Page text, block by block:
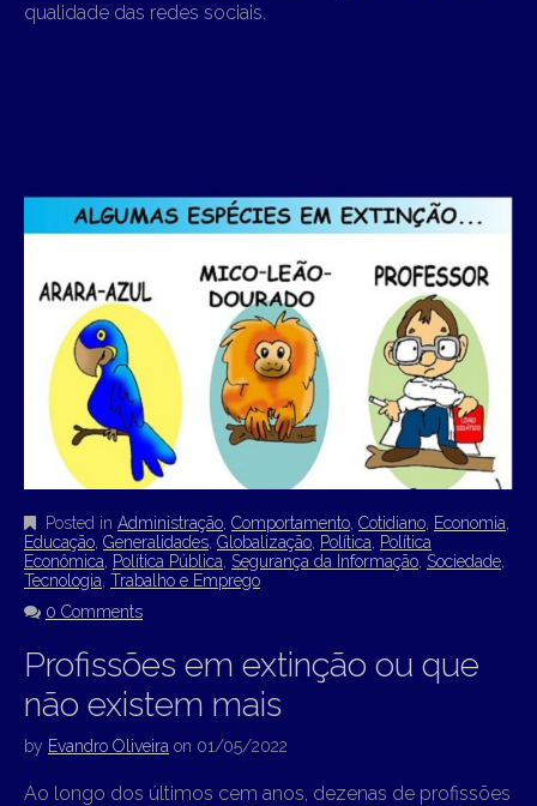
qualidade das redes sociais.
Posted in Administração Comportamento Cotidiano Economia
Educação Generalidades Globalização Política
Política
Econômica
Política Pública Segurança da Informação Sociedade
Tecnologia Trabalho e Emprego
0 Comments
Profissões em extinção ou que
não existem mais
by Evandro Oliveira on 01/05/2022
Ao longo dos últimos cem anos, dezenas de profissões